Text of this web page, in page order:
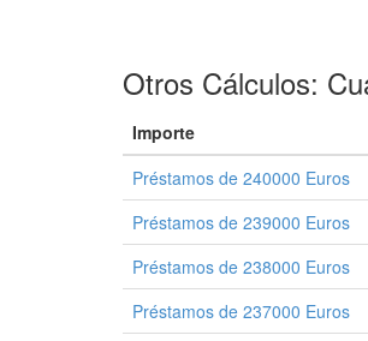
Otros Cálculos:
Importe
Préstamos de 240000 Euros
Préstamos de 239000 Euros
Préstamos de 238000 Euros
Préstamos de 237000 Euros